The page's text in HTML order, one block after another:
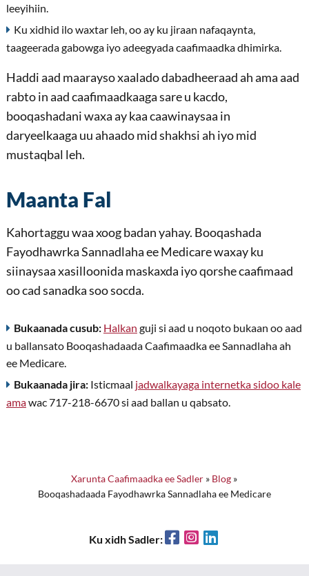
leeyihiin.
Ku xidhid ilo waxtar leh, oo ay ku jiraan nafaqaynta,
taageerada gabowga iyo adeegyada caafimaadka dhimirka.
Haddi aad maarayso xaalado dabadheeraad ah ama aad
rabto in aad caafimaadkaaga sare u kacdo,
booqashadani waxa ay kaa caawinaysaa in
daryeelkaaga uu ahaado mid shakhsi ah iyo mid
mustaqbal leh.
Maanta Fal
Kahortaggu waa xoog badan yahay. Booqashada
Fayodhawrka Sannadlaha ee Medicare waxay ku
siinaysaa xasilloonida maskaxda iyo qorshe caafimaad
oo cad sanadka soo socda.
Bukaanada cusub: Halkan guji si aad u noqoto bukaan oo aad
u ballansato Booqashadaada Caafimaadka ee Sannadlaha ah
ee Medicare.
Bukaanada jira:Isticmaal jadwalkayaga internetka sidoo kale
amawac 717-218-6670 si aad ballan u qabsato.
Xarunta Caafimaadka ee Sadler » Blog »
Booqashadaada Fayodhawrka Sannadlaha ee Medicare
Ku xidh Sadler: FacebookInstagram